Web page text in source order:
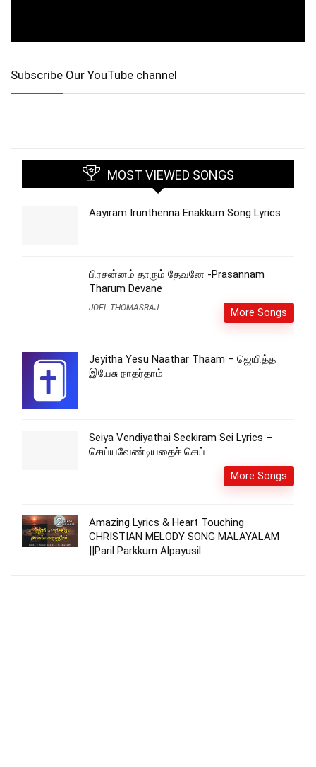
Subscribe Our YouTube channel
MOST VIEWED SONGS
Aayiram Irunthenna Enakkum Song Lyrics
பிரசன்னம் தாரும் தேவனே -Prasannam
Tharum Devane
JOEL THOMASRAJ More Songs
Jeyitha Yesu Naathar Thaam – ஜெயித்த
இயேசு நாதர்தாம்
Seiya Vendiyathai Seekiram Sei Lyrics –
செய்யவேண்டியதைச் செய்
More Songs
Amazing Lyrics & Heart Touching
CHRISTIAN MELODY SONG MALAYALAM
||Paril Parkkum Alpayusil